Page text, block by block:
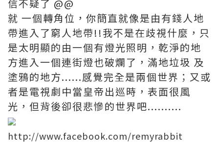
信不疑了 @@
就 一個轉角位，你簡直就像是由有錢人地
帶進入了窮人地帶!!我不是在歧視什麼，只
是太明顯的由一個有燈光照明，乾淨的地
方進入一個連街燈也破爛了，滿地垃圾 及
塗鴉的地方......感覺完全是兩個世界；又或
者是電視劇中當皇帝出巡時，表面很風
光，但背後卻很悲慘的世界吧..........
http://www.facebook.com/remyrabbit